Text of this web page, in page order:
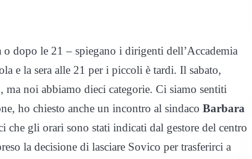
dopo le 21 – spiegano i dirigenti dell’Accademia
e la sera alle 21 per i piccoli è tardi. Il sabato,
noi abbiamo dieci categorie. Ci siamo sentiti
ho chiesto anche un incontro al sindaco Barbara
che gli orari sono stati indicati dal gestore del centro
la decisione di lasciare Sovico per trasferirci a